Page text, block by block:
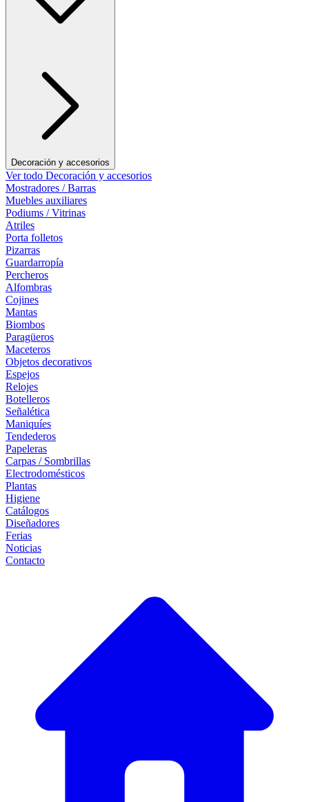
Decoración y accesorios
Ver todo Decoración y accesorios
Mostradores / Barras
Muebles auxiliares
Podiums / Vitrinas
Atriles
Porta folletos
Pizarras
Guardarropía
Percheros
Alfombras
Cojines
Mantas
Biombos
Paragüeros
Maceteros
Objetos decorativos
Espejos
Relojes
Botelleros
Señalética
Maniquíes
Tendederos
Papeleras
Carpas / Sombrillas
Electrodomésticos
Plantas
Higiene
Catálogos
Diseñadores
Ferias
Noticias
Contacto